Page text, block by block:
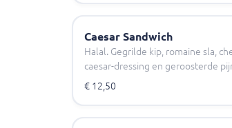
Caesar Sandwich
Halal. Gegrilde kip, romaine sla,
caesar-dressing en geroosterde
€ 12,50